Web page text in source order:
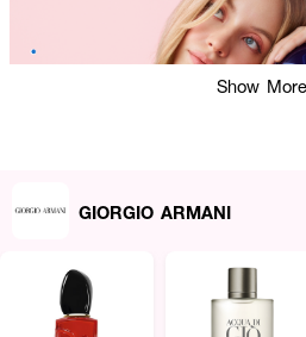
ผลลัพธ์ที่ได้ :
Show More
GIORGIO ARMANI